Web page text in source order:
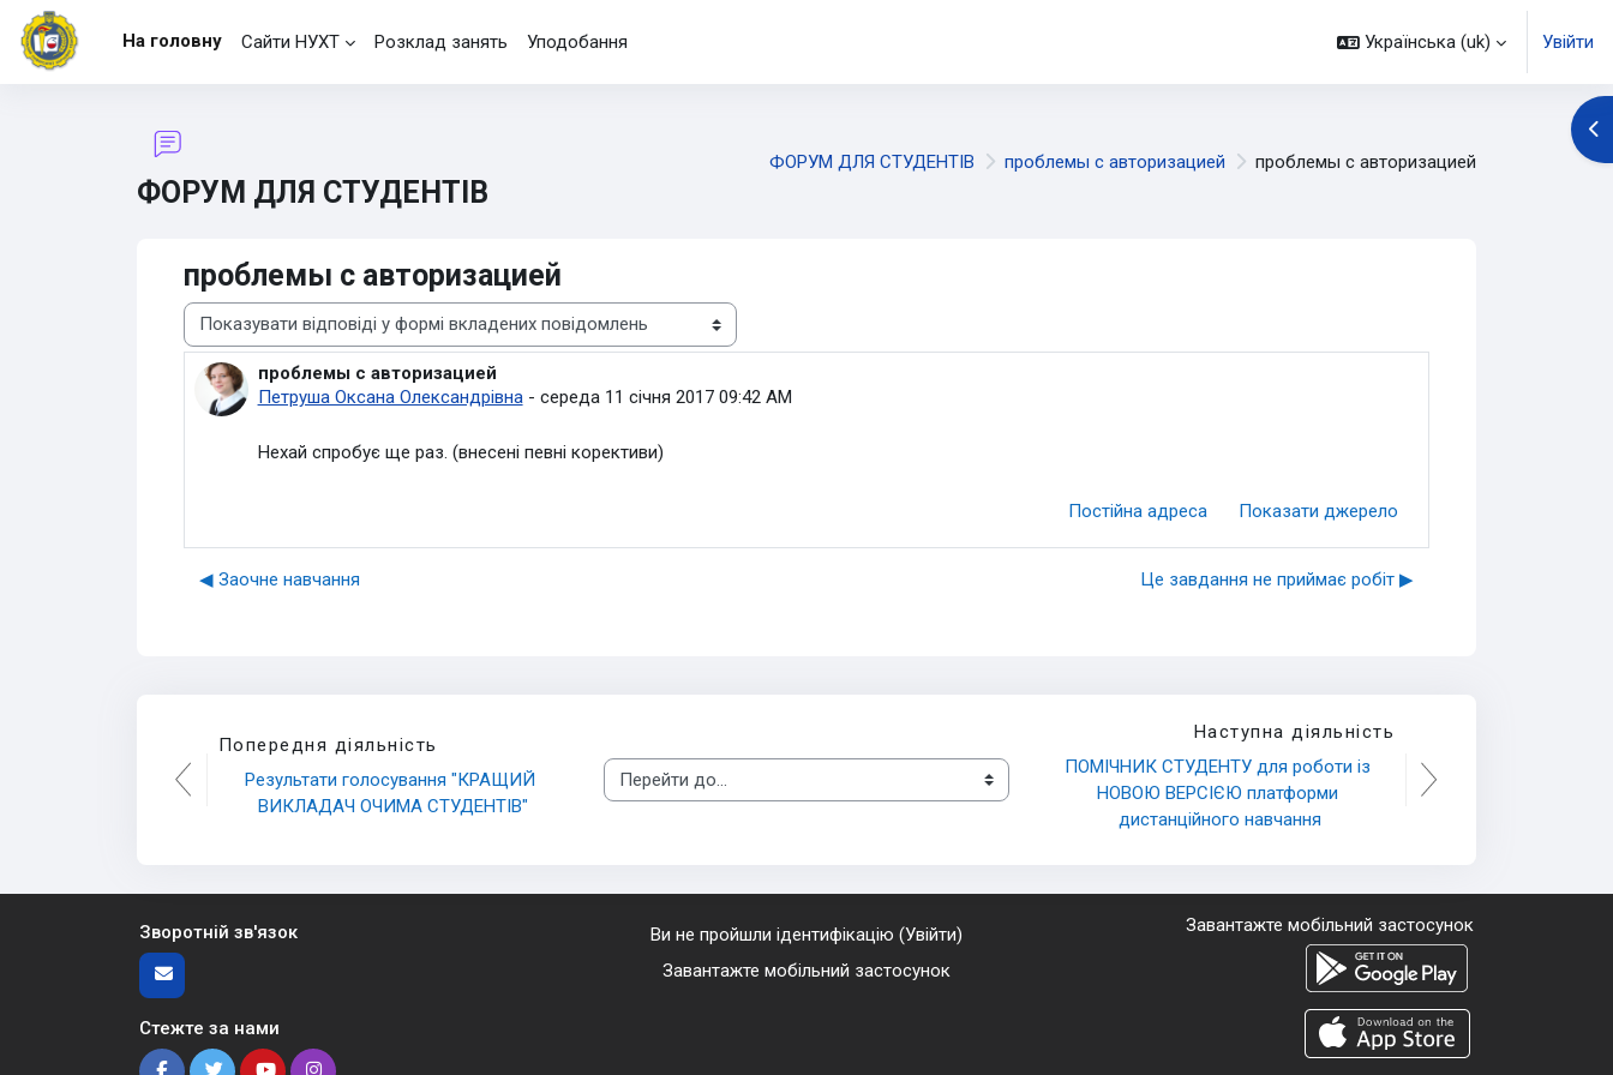
Перейти до головного вмісту
На головну
Сайти НУХТ Розклад занять Уподобання Українська ‎(uk)‎ Увійти
ФОРУМ ДЛЯ СТУДЕНТІВ
ФОРУМ ДЛЯ СТУДЕНТІВ проблемы с авторизацией проблемы с авторизацией
проблемы с авторизацией
Тип показу
проблемы с авторизацией
Петруша Оксана Олександрівна- середа 11 січня 2017 09:42 AM
Кількість відповідей: 0
Нехай спробує ще раз. (внесені певні корективи)
Постійна адреса Показати джерело
◀︎ Заочнe навчання Це завдання не приймає робіт ▶︎
Попередня діяльність
Результати голосування "КРАЩИЙ
ВИКЛАДАЧ ОЧИМА СТУДЕНТІВ"
Перейти до...
Наступна діяльність
ПОМІЧНИК СТУДЕНТУ для роботи із
НОВОЮ ВЕРСІЄЮ платформи
дистанційного навчання
Зворотній зв'язок
Стежте за нами
Ви не пройшли ідентифікацію (Увійти)
Завантажте мобільний застосунок
Завантажте мобільний застосунок